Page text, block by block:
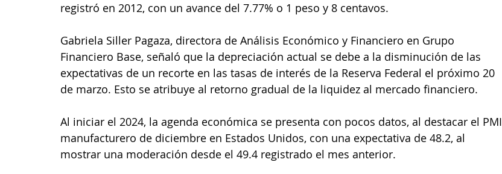
registró en 2012, con un avance del 7.77% o 1 peso y 8 centavos.
Gabriela Siller Pagaza, directora de Análisis Económico y Financiero en Grupo
Financiero Base, señaló que la depreciación actual se debe a la disminución de las
expectativas de un recorte en las tasas de interés de la Reserva Federal el próximo 20
de marzo. Esto se atribuye al retorno gradual de la liquidez al mercado financiero.
Al iniciar el 2024, la agenda económica se presenta con pocos datos, al destacar el PMI
manufacturero de diciembre en Estados Unidos, con una expectativa de 48.2, al
mostrar una moderación desde el 49.4 registrado el mes anterior.